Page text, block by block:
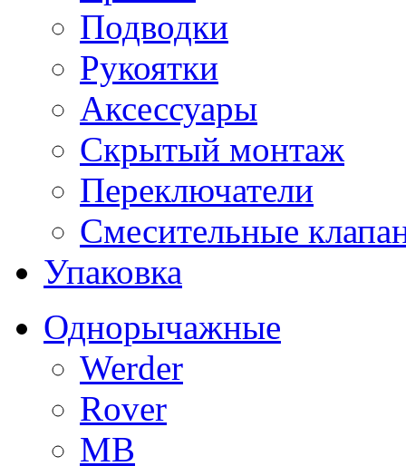
Подводки
Рукоятки
Аксессуары
Скрытый монтаж
Переключатели
Смесительные
Упаковка
Однорычажные
Werder
Rover
MB